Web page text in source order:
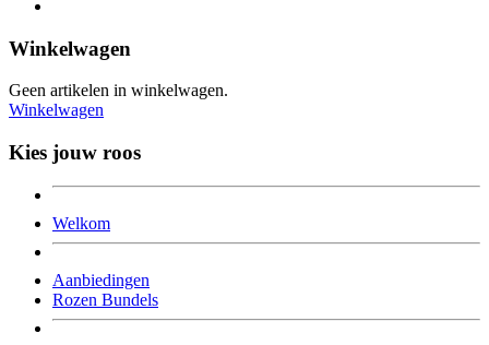
Winkelwagen
Geen artikelen in winkelwagen.
Winkelwagen
Kies jouw roos
Welkom
Aanbiedingen
Rozen Bundels